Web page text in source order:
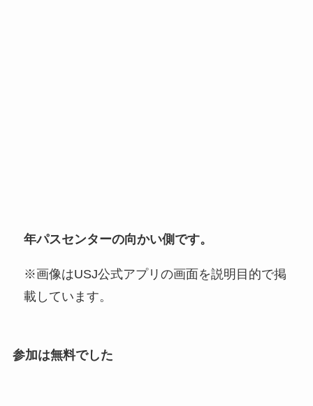
年パスセンターの向かい側です。
※画像はUSJ公式アプリの画面を説明目的で掲
載しています。
参加は無料でした